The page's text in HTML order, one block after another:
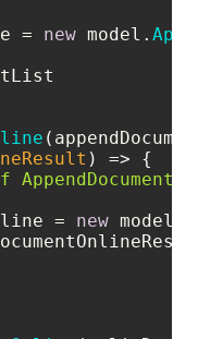
= new model.
) => {
= new model.